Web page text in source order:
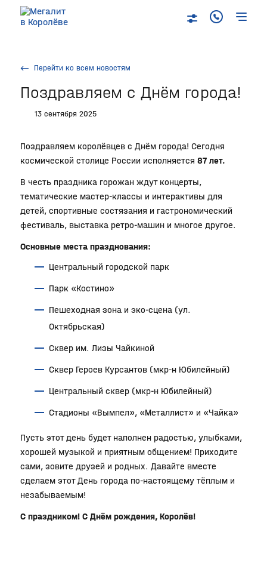
Перейти ко всем новостям
Поздравляем с Днём города!
13 сентября 2025
Поздравляем королёвцев с Днём города! Сегодня
космической столице России исполняется 87 лет.
В честь праздника горожан ждут концерты,
тематические мастер-классы и интерактивы для
детей, спортивные состязания и гастрономический
фестиваль, выставка ретро-машин и многое другое.
Основные места празднования:
Центральный городской парк
Парк «Костино»
Пешеходная зона и эко-сцена (ул.
Октябрьская)
Сквер им. Лизы Чайкиной
Сквер Героев Курсантов (мкр-н Юбилейный)
Центральный сквер (мкр-н Юбилейный)
Стадионы «Вымпел», «Металлист» и «Чайка»
Пусть этот день будет наполнен радостью, улыбками,
хорошей музыкой и приятным общением! Приходите
сами, зовите друзей и родных. Давайте вместе
сделаем этот День города по-настоящему тёплым и
незабываемым!
С праздником! С Днём рождения, Королёв!